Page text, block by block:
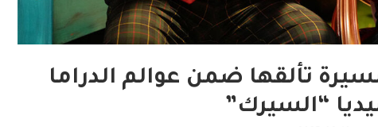
تألقها ضمن عوالم الدراما
“السيرك”